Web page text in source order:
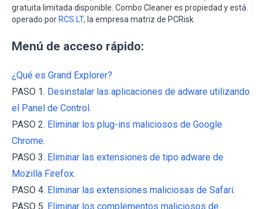
gratuita limitada disponible. Combo Cleaner es propiedad y está
operado por RCS LT, la empresa matriz de PCRisk.
Menú de acceso rápido:
¿Qué es Grand Explorer?
PASO 1. Desinstalar las aplicaciones de adware utilizando
el Panel de Control.
PASO 2. Eliminar los plug-ins maliciosos de Google
Chrome.
PASO 3. Eliminar las extensiones de tipo adware de
Mozilla Firefox.
PASO 4. Eliminar las extensiones maliciosas de Safari.
PASO 5. Eliminar los complementos maliciosos de